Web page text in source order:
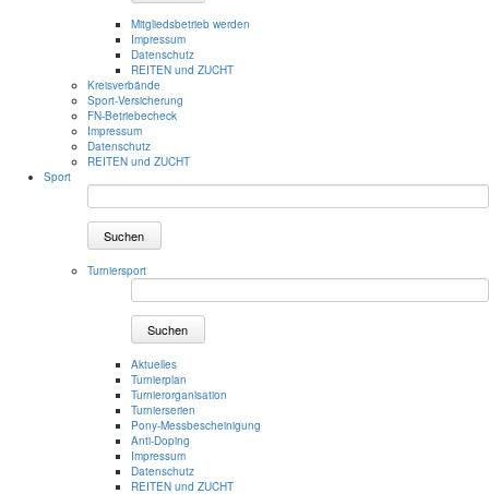
Mitgliedsbetrieb werden
Impressum
Datenschutz
REITEN und ZUCHT
Kreisverbände
Sport-Versicherung
FN-Betriebecheck
Impressum
Datenschutz
REITEN und ZUCHT
Sport
Suchen
Turniersport
Suchen
Aktuelles
Turnierplan
Turnierorganisation
Turnierserien
Pony-Messbescheinigung
Anti-Doping
Impressum
Datenschutz
REITEN und ZUCHT